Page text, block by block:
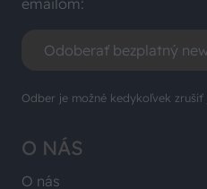
O NÁS
O nás
Odoberať bezplatný
Odber je možné kedykoľvek zrušiť